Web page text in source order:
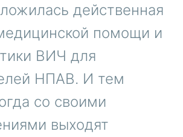
действенная
помощи и
ВИЧ для
НПАВ. И тем
со своими
выходят